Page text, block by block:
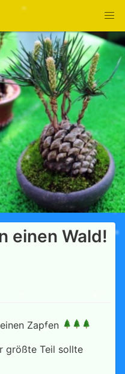
einen Wald!
Zapfen
größte Teil sollte